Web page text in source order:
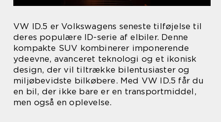
VW ID.5 er Volkswagens seneste tilføjelse til
deres populære ID-serie af elbiler. Denne
kompakte SUV kombinerer imponerende
ydeevne, avanceret teknologi og et ikonisk
design, der vil tiltrække bilentusiaster og
miljøbevidste bilkøbere. Med VW ID.5 får du
en bil, der ikke bare er en transportmiddel,
men også en oplevelse.